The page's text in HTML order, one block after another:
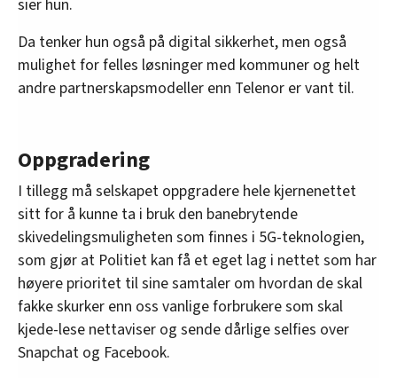
sier hun.
Da tenker hun også på digital sikkerhet, men også
mulighet for felles løsninger med kommuner og helt
andre partnerskapsmodeller enn Telenor er vant til.
Oppgradering
I tillegg må selskapet oppgradere hele kjernenettet
sitt for å kunne ta i bruk den banebrytende
skivedelingsmuligheten som finnes i 5G-teknologien,
som gjør at Politiet kan få et eget lag i nettet som har
høyere prioritet til sine samtaler om hvordan de skal
fakke skurker enn oss vanlige forbrukere som skal
kjede-lese nettaviser og sende dårlige selfies over
Snapchat og Facebook.